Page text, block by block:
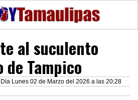
al suculento
Tampico
Día Lunes 02 de Marzo del 2026 a las 20:28